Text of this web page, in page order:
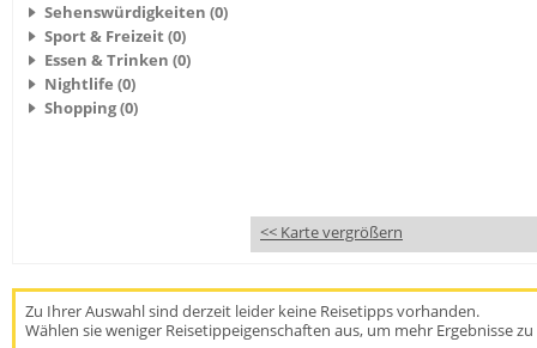
Sehenswürdigkeiten (0)
Sport & Freizeit (0)
Essen & Trinken (0)
Nightlife (0)
Shopping (0)
<< Karte vergrößern
Zu Ihrer Auswahl sind derzeit leider keine Reisetipps vorhanden.
Wählen sie weniger Reisetippeigenschaften aus, um mehr Ergebnisse